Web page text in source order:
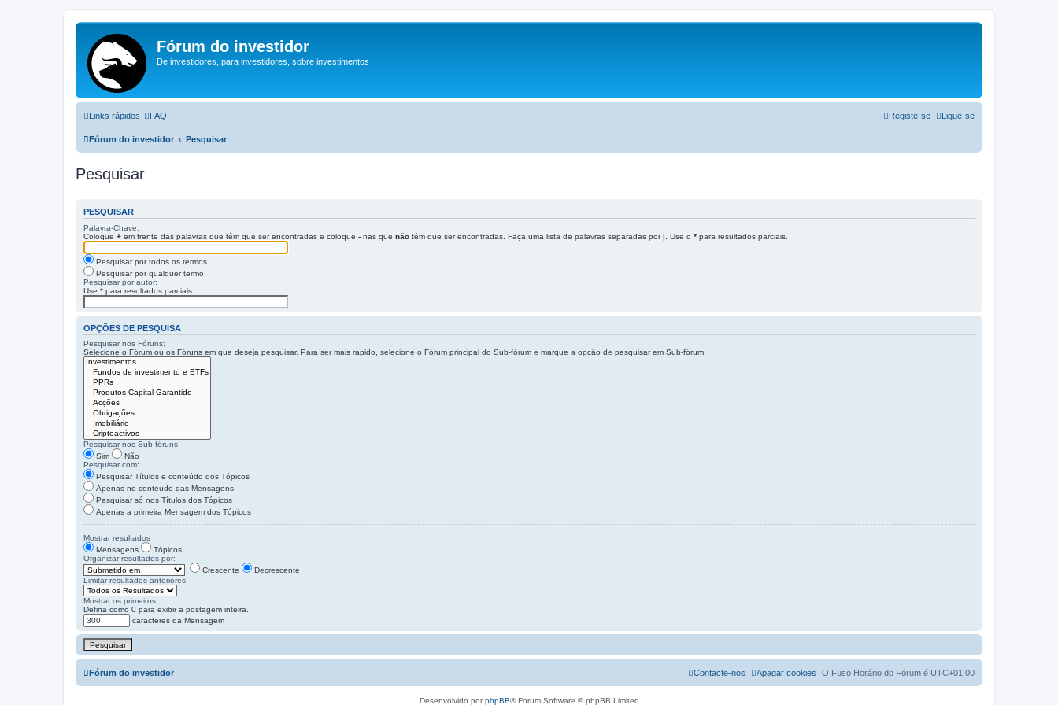
Fórum do investidor
De investidores, para investidores, sobre investimentos
Links rápidos FAQ Ligue-se
Registe-se
Fórum do investidor Pesquisar
Pesquisar
PESQUISAR
Palavra-Chave:
Coloque + em frente das palavras que têm que ser encontradas e coloque - nas que não têm que ser encontradas. Faça uma lista de palavras separadas por| . Use o * para resultados parciais.
Pesquisar por todos os termos
Pesquisar por qualquer termo
Pesquisar por autor:
Use * para resultados parciais
OPÇÕES DE PESQUISA
Pesquisar nos Fóruns:
Selecione o Fórum ou os Fóruns em que deseja pesquisar. Para ser mais rápido, selecione o Fórum principal do Sub-fórum e marque a opção de pesquisar em Sub-fórum.
Pesquisar nos Sub-fóruns:
Sim
Não
Pesquisar com:
Pesquisar Títulos e conteúdo dos Tópicos
Apenas no conteúdo das Mensagens
Pesquisar só nos Títulos dos Tópicos
Apenas a primeira Mensagem dos Tópicos
Mostrar resultados :
Mensagens
Tópicos
Organizar resultados por:
Crescente
Decrescente
Limitar resultados anteriores:
Mostrar os primeiros:
Defina como 0 para exibir a postagem inteira.
caracteres da Mensagem
Fórum do investidor O Fuso Horário do Fórum é UTC+01:00
Apagar cookies
Contacte-nos
Desenvolvido porphpBB® Forum Software © phpBB Limited